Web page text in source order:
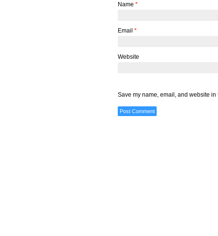
Name *
Email *
Website
Save my name, email, and website